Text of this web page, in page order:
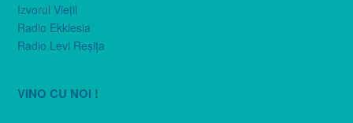
Izvorul Vieţii
Radio Ekklesia
Radio Levi Reşiţa
VINO CU NOI !